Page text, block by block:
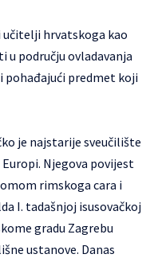
učitelji hrvatskoga kao
u području ovladavanja
pohađajući predmet koji
je najstarije sveučilište
Njegova povijest
rimskoga cara i
I. tadašnjoj isusovačkoj
gradu Zagrebu
ustanove. Danas